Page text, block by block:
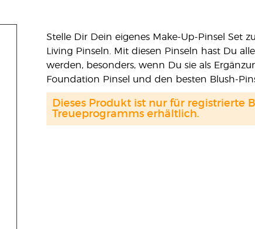
Stelle Dir Dein eigenes Make-Up-Pinsel Set
Living Pinseln. Mit diesen Pinseln hast Du
werden, besonders, wenn Du sie als
Foundation Pinsel und den besten Blush-
Dieses Produkt ist nur für registrierte
Treueprogramms erhältlich.